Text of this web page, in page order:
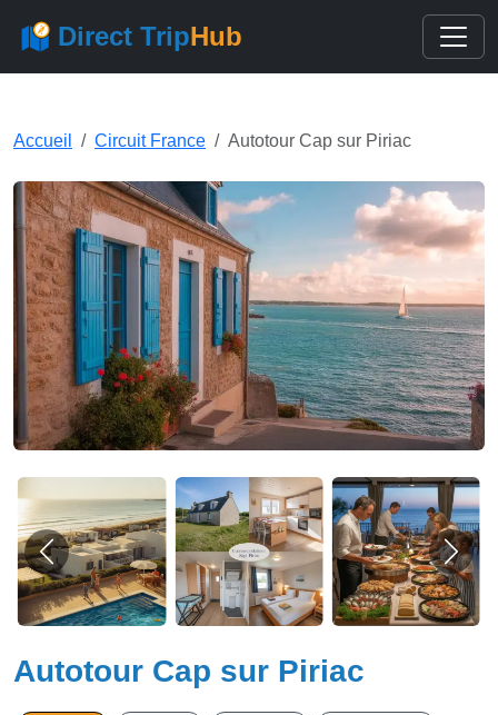
Direct TripHub
Accueil Circuit France Autotour Cap sur Piriac
Autotour Cap sur Piriac